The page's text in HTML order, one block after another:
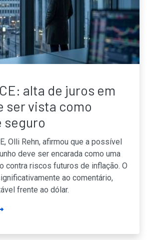
alta de juros em
ser vista como
seguro
Olli Rehn, afirmou que a possível
deve ser encarada como uma
contra riscos futuros de inflação. O
ao comentário,
frente ao dólar.